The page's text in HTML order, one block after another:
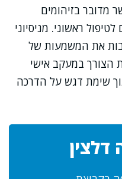
מדובר בזיהומים
ראשוני. מניסיוני
את המשמעות של
הצורך במעקב אישי
שימת דגש על הדרכה
דלצין